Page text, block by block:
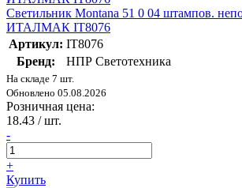
Светильник Montana 51 0 04 штампов.
ИТАЛМАК IT8076
Артикул: IT8076
Бренд:
НПР Светотехника
На складе 7 шт.
Обновлено 05.08.2026
Розничная цена:
18.43 / шт.
-
+
Купить